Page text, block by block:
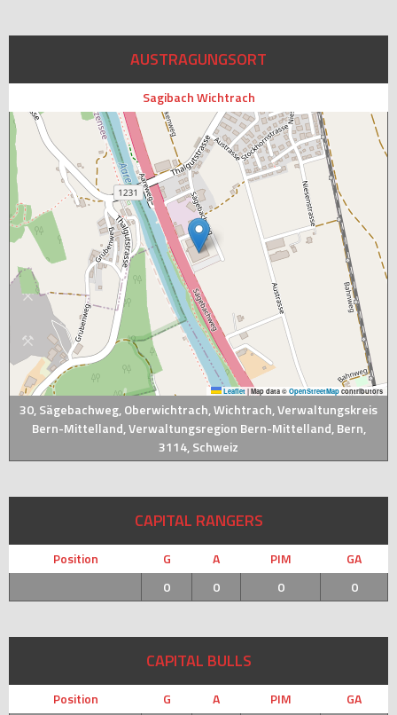
AUSTRAGUNGSORT
Sagibach Wichtrach
Leaflet | Map data © OpenStreetMap contributors
30, Sägebachweg, Oberwichtrach, Wichtrach, Verwaltungskreis
Bern-Mittelland, Verwaltungsregion Bern-Mittelland, Bern,
3114, Schweiz
CAPITAL RANGERS
Position G A PIM
GA
0
0 0 0
CAPITAL BULLS
Position G A PIM
GA